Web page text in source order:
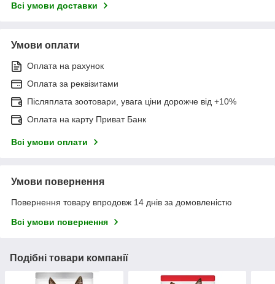
Всі умови доставки
Умови оплати
Оплата на рахунок
Оплата за реквізитами
Післяплата зоотовари, увага ціни дорожче від +10%
Оплата на карту Приват Банк
Всі умови оплати
Умови повернення
Повернення товару впродовж 14 днів за домовленістю
Всі умови повернення
Подібні товари компанії